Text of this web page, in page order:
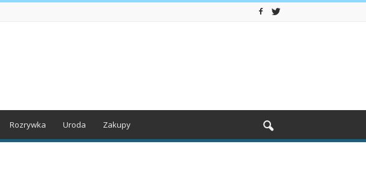
Rozrywka Uroda Zakupy